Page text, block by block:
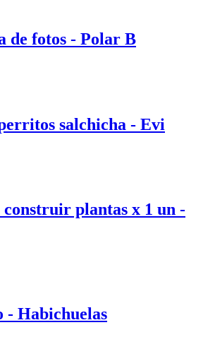
de fotos - Polar B
salchicha - Evi
construir plantas x 1 un -
- Habichuelas